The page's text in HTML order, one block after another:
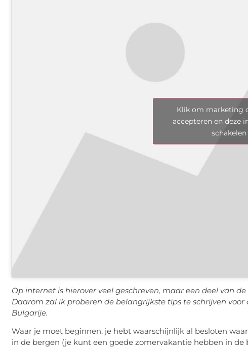
Klik om marketing
accepteren en deze
schakelen
Op internet is hierover veel geschreven, maar een deel van
Daarom zal ik proberen de belangrijkste tips te schrijven
Bulgarije.
Waar je moet beginnen, je hebt waarschijnlijk al besloten
in de bergen (je kunt een goede zomervakantie hebben in de